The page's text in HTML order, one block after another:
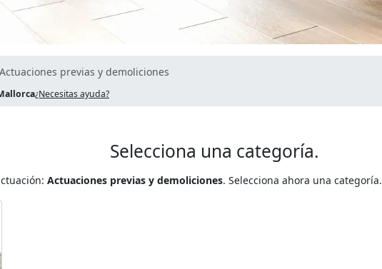
Actuaciones previas y demoliciones
¿Necesitas ayuda?
Selecciona una categoría.
Actuaciones previas y demoliciones. Selecciona ahora una categoría.